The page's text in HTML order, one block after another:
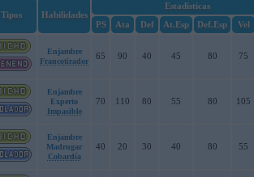
Tipos Habilidades
Estadísticas
PS
Ata Def At.Esp Def.Esp Vel
Enjambre
Francotirador
65 90 40 45 80 75
Enjambre
Experto
Impasible
70 110 80 55 80 105
Enjambre
Madrugar
Cobardía
40 20 30 40 80 55